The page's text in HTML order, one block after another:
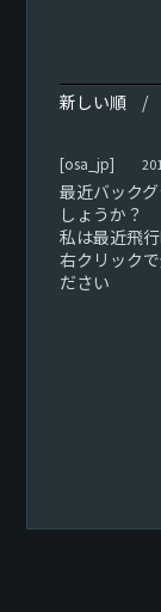
新しい順
[osa_jp]
最近バック
しょうか？
私は最近飛
右クリック
ださい